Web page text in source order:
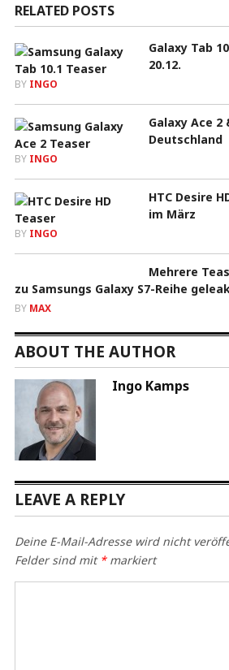
RELATED POSTS
Galaxy Tab
20.12.
BY INGO
Galaxy Ace 2
Deutschland
BY INGO
HTC Desire
im März
BY INGO
Mehrere
zu Samsungs Galaxy S7-Reihe
BY MAX
ABOUT THE AUTHOR
Ingo Kamps
LEAVE A REPLY
Deine E-Mail-Adresse wird nicht
Felder sind mit *markiert